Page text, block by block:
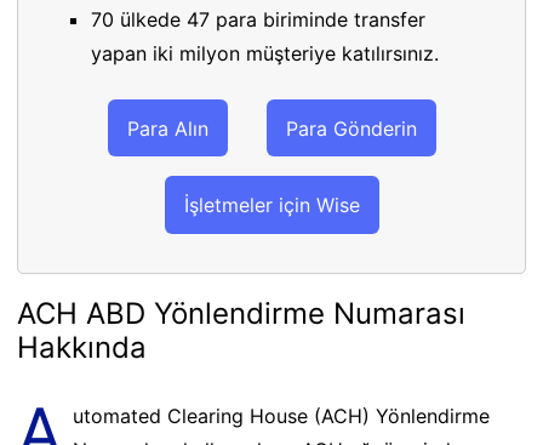
70 ülkede 47 para biriminde transfer
yapan iki milyon müşteriye katılırsınız.
Para Alın Para Gönderin
İşletmeler için Wise
ACH ABD Yönlendirme Numarası
Hakkında
utomated Clearing House (ACH) Yönlendirme